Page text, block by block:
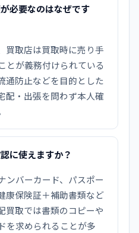
必要なのはなぜです
買取店は買取時に売り手
とが義務付けられている
通防止などを目的とした
配・出張を問わず本人確
に使えますか？
ンバーカード、パスポー
康保険証＋補助書類など
買取では書類のコピーや
を求められることが多